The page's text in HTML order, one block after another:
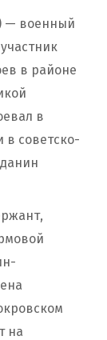
— военный
в районе
в
в советско-
на